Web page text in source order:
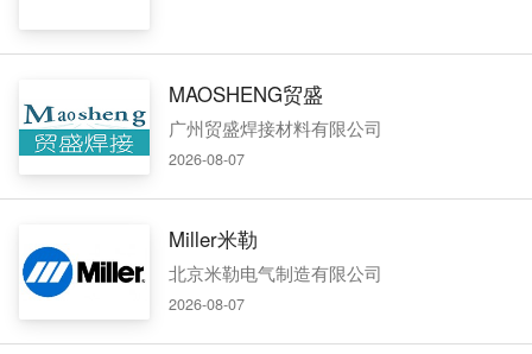
MAOSHENG贸盛
广州贸盛焊接材料有限公司
2026-08-07
Miller米勒
北京米勒电气制造有限公司
2026-08-07